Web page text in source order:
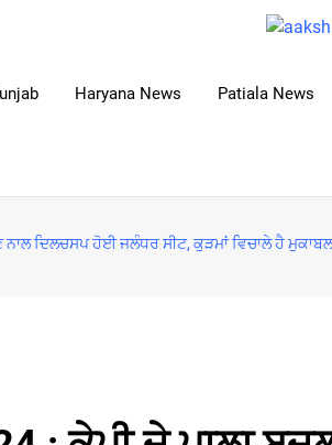
Haryana News Patiala News
ਨਾਲ ਦਿਲਚਸਪ ਹੋਈ ਜਲੰਧਰ ਸੀਟ, ਕੁੜਮਾਂ ਵਿਚਾਲੇ ਹੈ